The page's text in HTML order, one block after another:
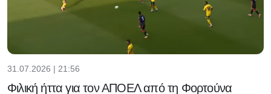
31.07.2026 | 21:56
Φιλική ήττα για τον ΑΠΟΕΛ από τη Φορτούνα